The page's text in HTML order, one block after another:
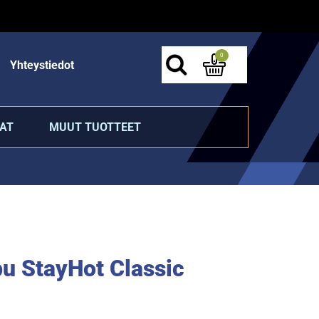
Yhteystiedot
0
MUUT TUOTTEET
StayHot Classic